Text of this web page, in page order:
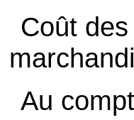
Coût
Au